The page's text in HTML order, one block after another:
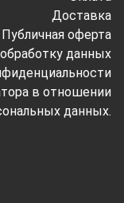
Доставка
Публичная оферта
данных
в отношении
данных.